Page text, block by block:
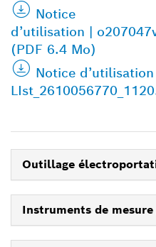
Notice
d’utilisation |
(PDF 6.4 Mo)
Notice
Outillage
Instruments de mesure